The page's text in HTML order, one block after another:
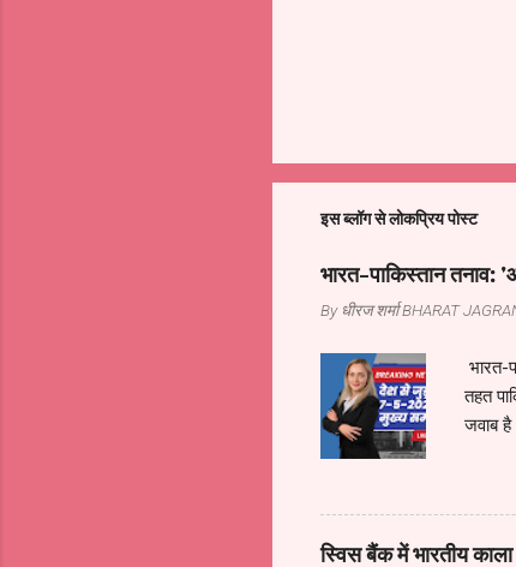
इस ब्लॉग से लोकप्रिय पोस्ट
भारत-पाकिस्तान
By धीरज शर्माBHARAT
भारत-
तहत
जवाब
को
अन्य
की
स्विस बैंक में भारतीय